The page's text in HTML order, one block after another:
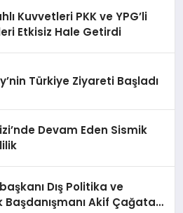
Kuvvetleri PKK ve YPG’li
Etkisiz Hale Getirdi
Türkiye Ziyareti Başladı
Devam Eden Sismik
Dış Politika ve
Başdanışmanı Akif Çağatay